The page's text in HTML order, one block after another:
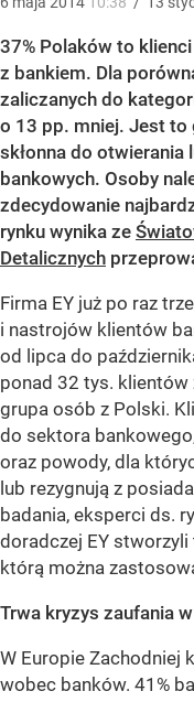
37% Polaków to
z bankiem. Dla
zaliczanych do
o 13 pp. mniej. Jest to
skłonna do otwierania
bankowych. Osoby
zdecydowanie
rynku wynika ze
Detalicznych
Firma EY już po raz
i nastrojów klientów
od lipca do
ponad 32 tys.
grupa osób z Polski.
do sektora
oraz powody, dla
lub rezygnują z
badania, eksperci ds.
doradczej EY
którą można
Trwa kryzys zaufania
W Europie Zachodniej
wobec banków. 41%